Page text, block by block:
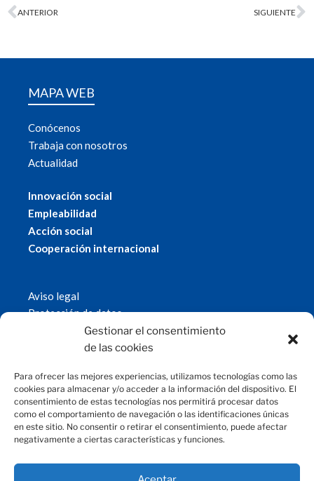
Gestionar el consentimiento
de las cookies
Para ofrecer las mejores experiencias, utilizamos tecnologías como las
cookies para almacenar y/o acceder a la información del dispositivo. El
consentimiento de estas tecnologías nos permitirá procesar datos
como el comportamiento de navegación o las identificaciones únicas
en este sitio. No consentir o retirar el consentimiento, puede afectar
negativamente a ciertas características y funciones.
ANTERIOR SIGUIENTE
MAPA WEB
Conócenos
Trabaja con nosotros
Actualidad
Innovación social
Empleabilidad
Acción social
Cooperación internacional
Aviso legal
Protección de datos
Política de cookies
© 2019 Fundación Magtel.
CONTACTO
fundacion@magtel.es
Parque Empresarial Las Quemadas